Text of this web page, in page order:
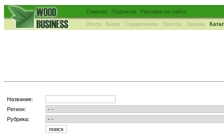
Главная Подписка Реклама на сайте
Лента Книги Справочники Пресса Законы
Название:
Регион:
Рубрика: